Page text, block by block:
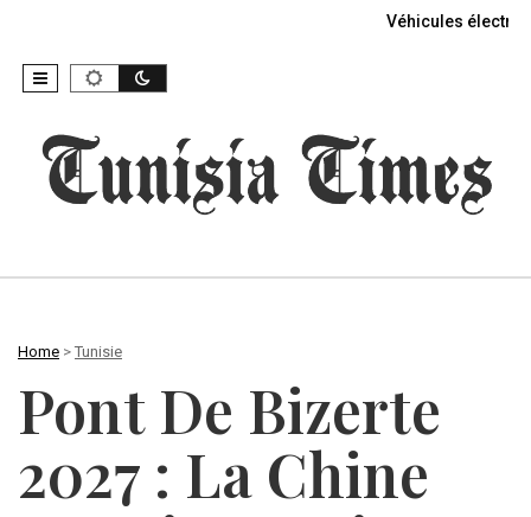
Véhicules
Home > Tunisie
Pont De Bizerte
2027 : La Chine